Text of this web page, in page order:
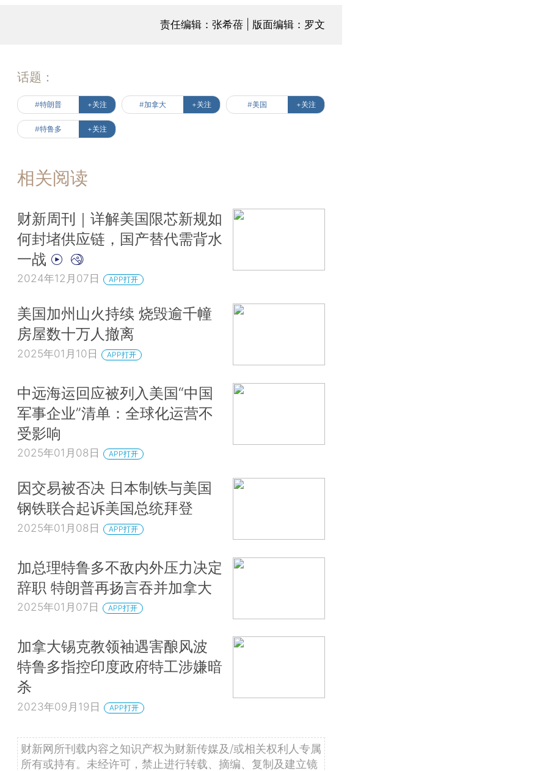
责任编辑：张希蓓 | 版面编辑：罗文
话题：
#特朗普 +关注 #加拿大 +关注 #美国 +关注
#特鲁多 +关注
相关阅读
财新周刊｜详解美国限芯新规如
何封堵供应链，国产替代需背水
一战
2024年12月07日 APP打开
美国加州山火持续 烧毁逾千幢
房屋数十万人撤离
2025年01月10日 APP打开
中远海运回应被列入美国“中国
军事企业”清单：全球化运营不
受影响
2025年01月08日 APP打开
因交易被否决 日本制铁与美国
钢铁联合起诉美国总统拜登
2025年01月08日 APP打开
加总理特鲁多不敌内外压力决定
辞职 特朗普再扬言吞并加拿大
2025年01月07日 APP打开
加拿大锡克教领袖遇害酿风波
特鲁多指控印度政府特工涉嫌暗
杀
2023年09月19日 APP打开
财新网所刊载内容之知识产权为财新传媒及/或相关权利人专属
所有或持有。未经许可，禁止进行转载、摘编、复制及建立镜